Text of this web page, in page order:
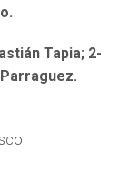
Tapia; 2-